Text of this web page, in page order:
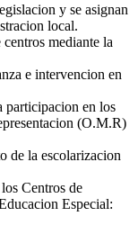
y se asignan
local.
mediante la
e intervencion en
participacion en los
(O.M.R)
de la escolarizacion
Centros de
Especial: